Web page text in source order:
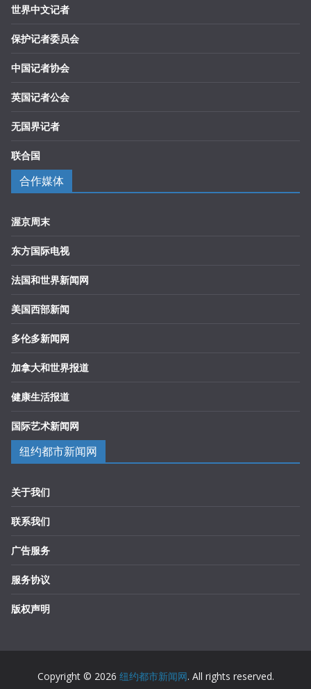
世界中文记者
保护记者委员会
中国记者协会
英国记者公会
无国界记者
联合国
合作媒体
渥京周末
东方国际电视
法国和世界新闻网
美国西部新闻
多伦多新闻网
加拿大和世界报道
健康生活报道
国际艺术新闻网
纽约都市新闻网
关于我们
联系我们
广告服务
服务协议
版权声明
Copyright © 2026 纽约都市新闻网. All rights reserved.